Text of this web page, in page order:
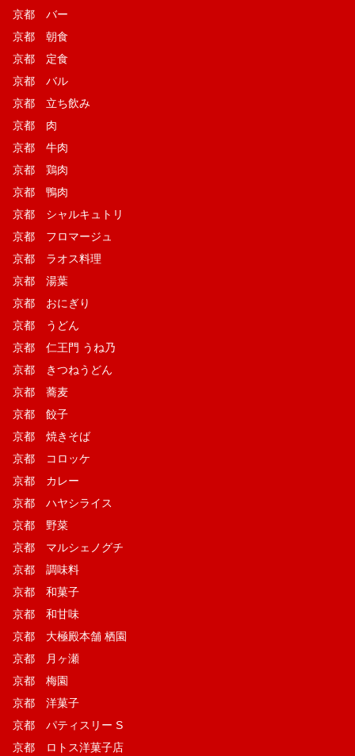
京都 バー
京都 朝食
京都 定食
京都 バル
京都 立ち飲み
京都 肉
京都 牛肉
京都 鶏肉
京都 鴨肉
京都 シャルキュトリ
京都 フロマージュ
京都 ラオス料理
京都 湯葉
京都 おにぎり
京都 うどん
京都 仁王門 うね乃
京都 きつねうどん
京都 蕎麦
京都 餃子
京都 焼きそば
京都 コロッケ
京都 カレー
京都 ハヤシライス
京都 野菜
京都 マルシェノグチ
京都 調味料
京都 和菓子
京都 和甘味
京都 大極殿本舗 栖園
京都 月ヶ瀬
京都 梅園
京都 洋菓子
京都 パティスリー S
京都 ロトス洋菓子店